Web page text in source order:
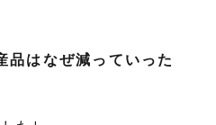
品はなぜ減っていった